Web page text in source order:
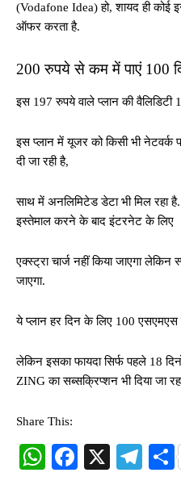
(Vodafone Idea) हो, शायद ही कोई
ऑफर करता है.
200 रुपये से कम में पाएं 100
इस 197 रुपये वाले प्लान की वैलिडिटी
इस प्लान में यूजर को किसी भी नेटवर्क
दी जा रही है,
साथ में अनलिमिटेड डेटा भी मिल रहा
इस्तेमाल करने के बाद इंटरनेट के लिए
एक्स्ट्रा चार्ज नहीं किया जाएगा
जाएगा.
ये प्लान हर दिन के लिए 100 एसएमएस
लेकिन इसका फायदा सिर्फ पहले 18
ZING का सब्सक्रिप्शन भी दिया जा
Share This:
W
Fa X
Te S